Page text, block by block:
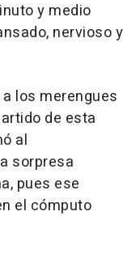
y medio
nervioso y
los merengues
de esta
al
sorpresa
pues ese
el cómputo